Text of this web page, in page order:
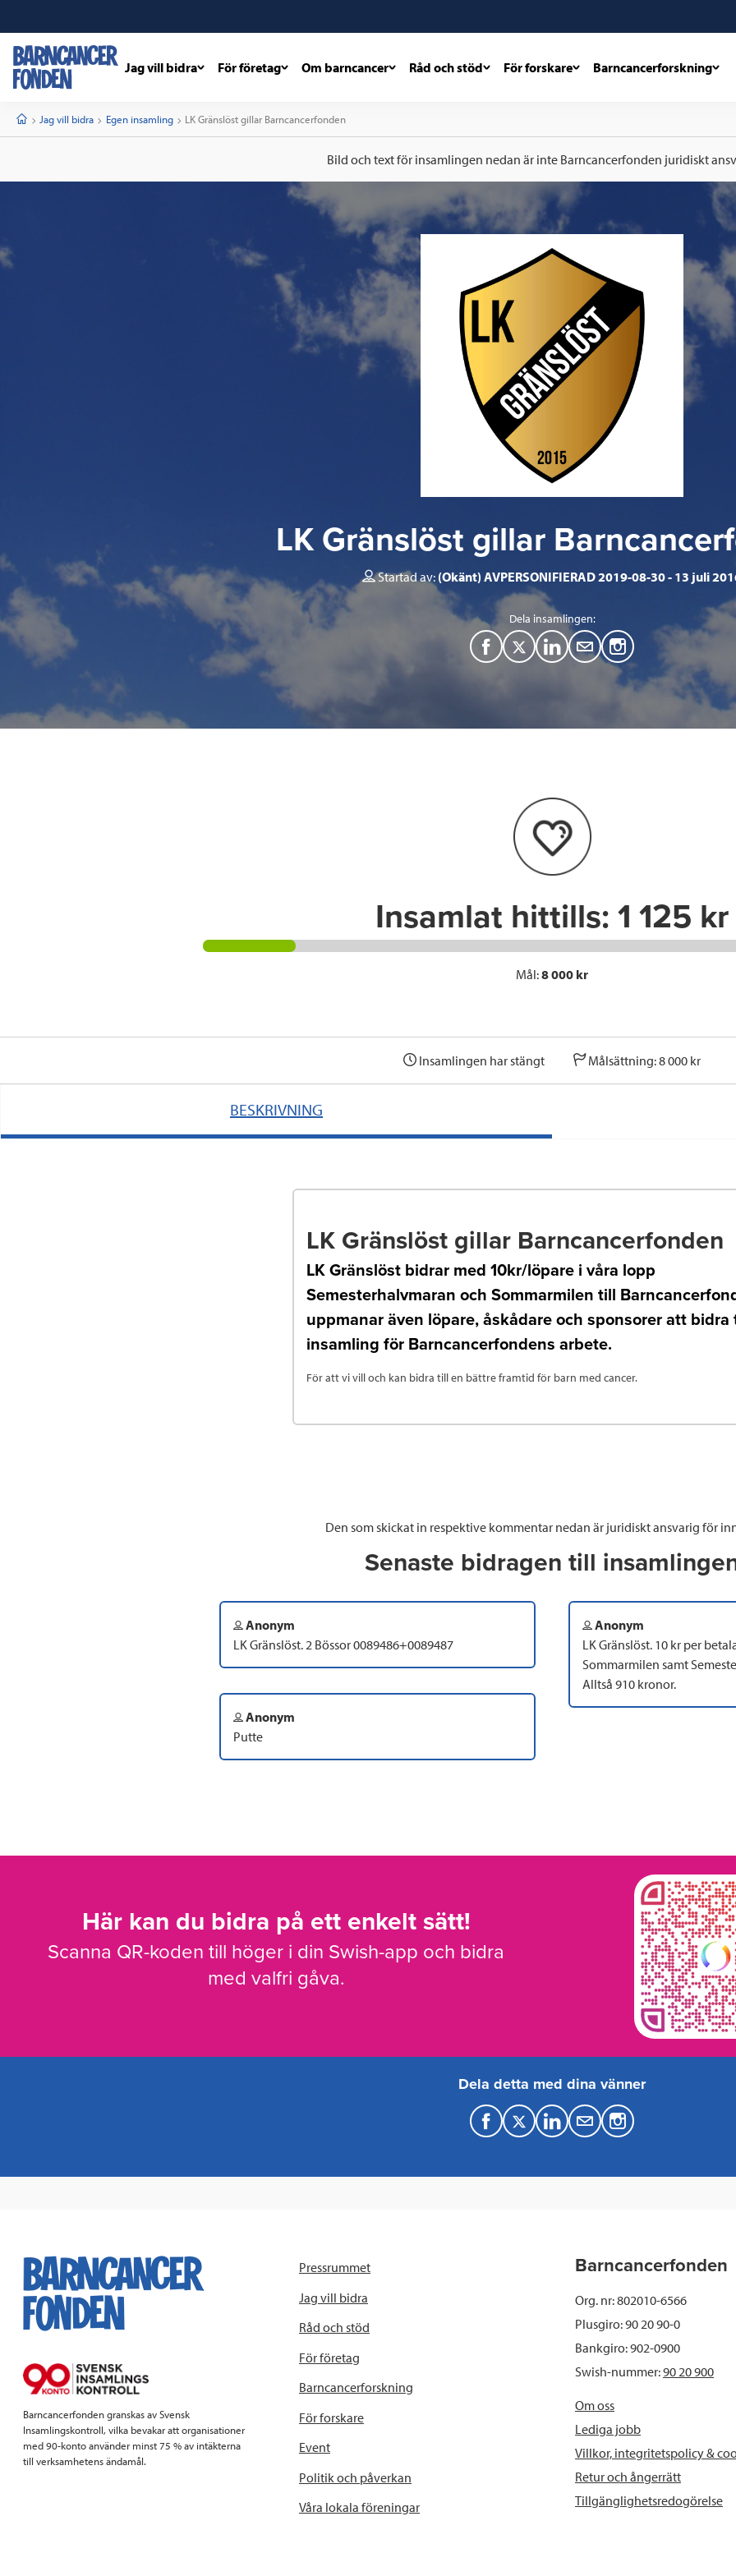
Jag vill bidra För företag Om barncancer Råd och stöd För forskare Barncancerforskning
StartJag vill bidra Egen insamling Current:
LK Gränslöst gillar Barncancerfonden
Bild och text för insamlingen nedan är inte Barncancerfonden juridiskt
LK Gränslöst gillar
Startad av: (Okänt) AVPERSONIFIERAD 2019-08-30 13 juli
Dela insamlingen:
F
T
e
L
I
n
M
Insamlat hittills: 1 125 kr
Mål:8 000 kr
Insamlingen har stängt Målsättning: 8 000 kr
BESKRIVNING
LK Gränslöst gillar Barncancerfonden
LK Gränslöst bidrar med 10kr/löpare i våra lopp
Semesterhalvmaran och Sommarmilen till
uppmanar även löpare, åskådare och sponsorer att bidra
insamling för Barncancerfondens arbete.
För att vi vill och kan bidra till en bättre framtid för barn med cancer.
Den som skickat in respektive kommentar nedan är juridiskt ansvarig för
Senaste bidragen till
Anonym
LK Gränslöst. 2 Bössor 0089486+0089487
Anonym
Putte
Anonym
LK Gränslöst. 10 kr per
Sommarmilen samt
Alltså 910 kronor.
Här kan du bidra på ett enkelt sätt!
Scanna QR-koden till höger i din Swish-app och bidra
med valfri gåva.
Dela detta med dina vänner
F
T
L
M
Barncancerfonden granskas av Svensk
Insamlingskontroll, vilka bevakar att organisationer
med 90-konto använder minst 75 % av intäkterna
till verksamhetens ändamål.
Pressrummet
Jag vill bidra
Råd och stöd
För företag
Barncancerforskning
För forskare
Event
Politik och påverkan
Våra lokala föreningar
Barncancerfonden
Org. nr: 802010-6566
Plusgiro: 90 20 90-0
Bankgiro: 902-0900
Swish-nummer:90 20 900
Om oss
Lediga jobb
Villkor, integritetspolicy &
Retur och ångerrätt
Tillgänglighetsredogörelse